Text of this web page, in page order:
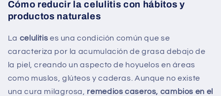
Cómo reducir la celulitis con hábitos y
productos naturales
La celulitis es una condición común que se
caracteriza por la acumulación de grasa debajo de
la piel, creando un aspecto de hoyuelos en áreas
como muslos, glúteos y caderas. Aunque no existe
una cura milagrosa, remedios caseros, cambios en el